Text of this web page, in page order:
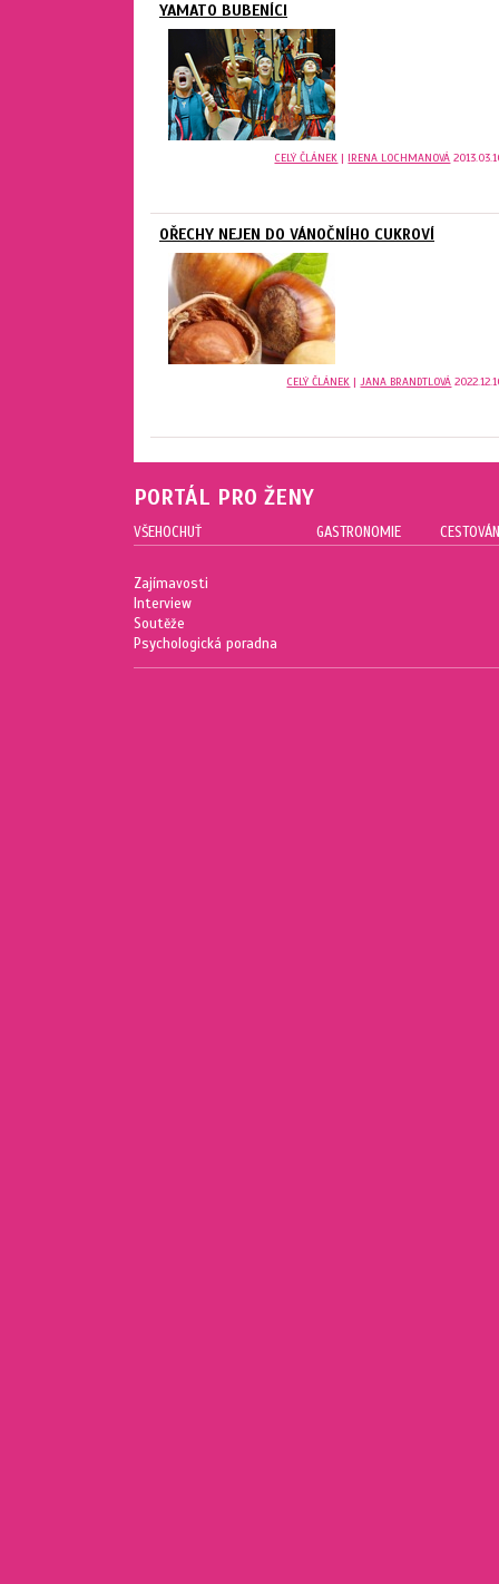
YAMATO BUBENÍCI
CELÝ ČLÁNEK | IRENA LOCHMANOVÁ
OŘECHY NEJEN DO VÁNOČNÍHO CUKROVÍ
CELÝ ČLÁNEK |JANA BRANDTLOVÁ
PORTÁL PRO ŽENY
VŠEHOCHUŤ
Zajímavosti
Interview
Soutěže
Psychologická poradna
GASTRONOMIE